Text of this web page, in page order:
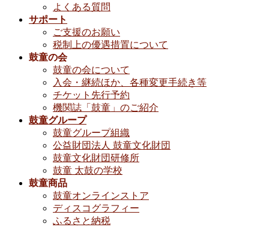
よくある質問
サポート
ご支援のお願い
税制上の優遇措置について
鼓童の会
鼓童の会について
入会・継続ほか、各種変更手続き等
チケット先行予約
機関誌「鼓童」のご紹介
鼓童グループ
鼓童グループ組織
公益財団法人 鼓童文化財団
鼓童文化財団研修所
鼓童 太鼓の学校
鼓童商品
鼓童オンラインストア
ディスコグラフィー
ふるさと納税